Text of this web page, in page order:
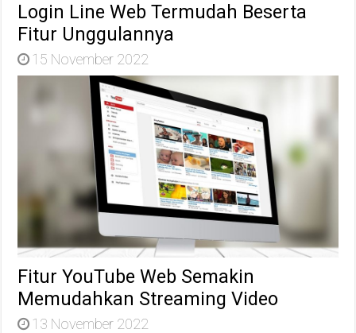
Login Line Web Termudah Beserta
Fitur Unggulannya
15 November 2022
Fitur YouTube Web Semakin
Memudahkan Streaming Video
13 November 2022